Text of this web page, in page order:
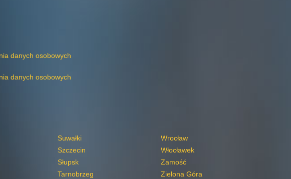
danych osobowych
danych osobowych
Suwałki
Szczecin
Słupsk
Tarnobrzeg
Wrocław
Włocławek
Zamość
Zielona Góra